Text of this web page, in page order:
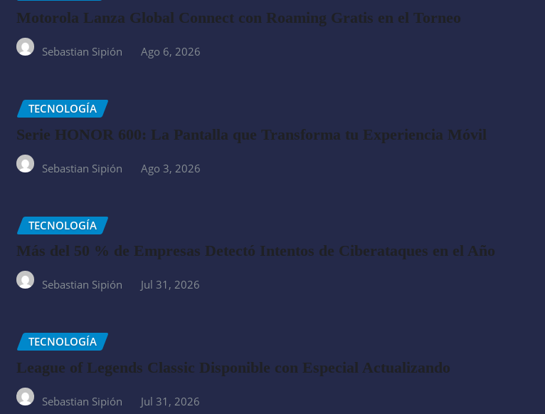
Motorola Lanza Global Connect con Roaming Gratis en el Torneo
Sebastian Sipión Ago 6, 2026
TECNOLOGÍA
Serie HONOR 600: La Pantalla que Transforma tu Experiencia Móvil
Sebastian Sipión Ago 3, 2026
TECNOLOGÍA
Más del 50 % de Empresas Detectó Intentos de Ciberataques en el Año
Sebastian Sipión Jul 31, 2026
TECNOLOGÍA
League of Legends Classic Disponible con Especial Actualizando
Sebastian Sipión Jul 31, 2026